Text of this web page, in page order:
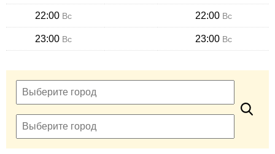
22:00 Вс 22:00 Вс
23:00 Вс 23:00 Вс